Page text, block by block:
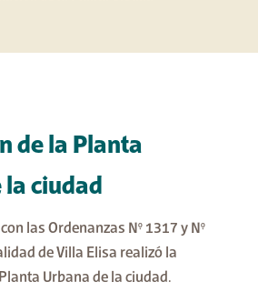
de la Planta
la ciudad
las Ordenanzas N° 1317 y N°
de Villa Elisa realizó la
Urbana de la ciudad.